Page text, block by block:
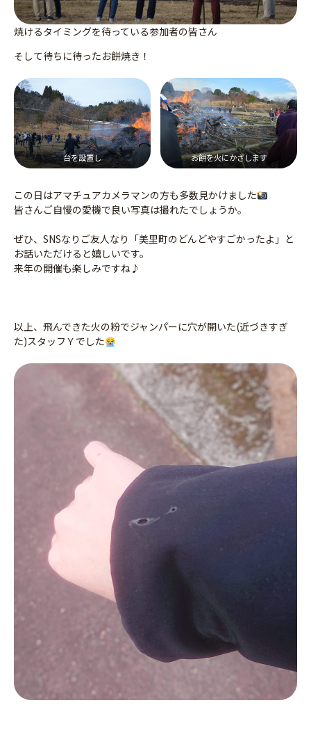
焼けるタイミングを待っている参加者の皆さん
そして待ちに待ったお餅焼き！
台を設置し お餅を火にかざします
この日はアマチュアカメラマンの方も多数見かけました
皆さんご自慢の愛機で良い写真は撮れたでしょうか。
ぜひ、SNSなりご友人なり「美里町のどんどやすごかったよ」と
お話いただけると嬉しいです。
来年の開催も楽しみですね♪
以上、飛んできた火の粉でジャンパーに穴が開いた(近づきすぎ
た)スタッフＹでした